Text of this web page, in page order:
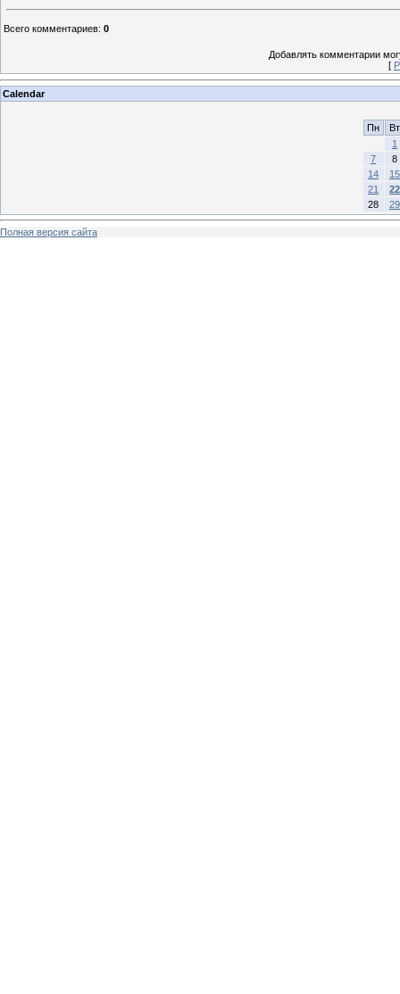
Всего комментариев: 0
Добавлять комментарии
[
Calendar
Пн
Вт
1
7
8
14
15
21
22
28
29
Полная версия сайта